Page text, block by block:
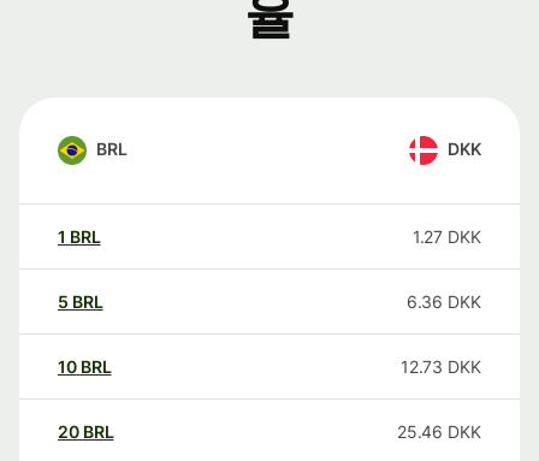
율
BRL DKK
1 BRL 1.27 DKK
5 BRL 6.36 DKK
10 BRL 12.73 DKK
20 BRL 25.46 DKK